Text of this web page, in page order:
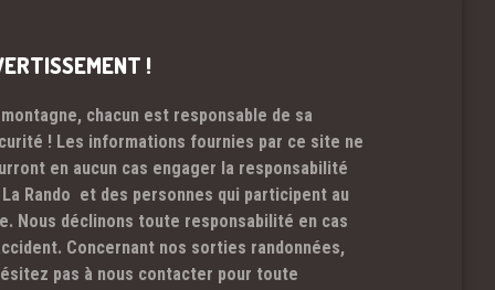
!
montagne, chacun est responsable de sa
! Les informations fournies par ce site ne
en aucun cas engager la responsabilité
Rando et des personnes qui participent au
Nous déclinons toute responsabilité en cas
Concernant nos sorties randonnées,
pas à nous contacter pour toute